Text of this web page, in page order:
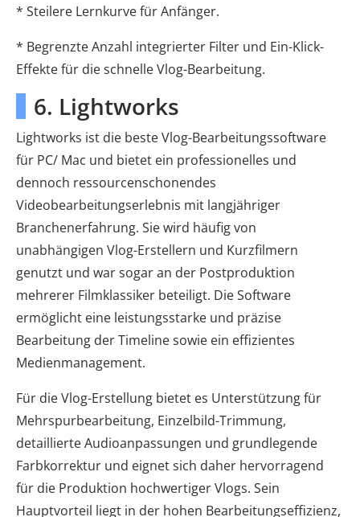
* Steilere Lernkurve für Anfänger.
* Begrenzte Anzahl integrierter Filter und Ein-Klick-
Effekte für die schnelle Vlog-Bearbeitung.
6. Lightworks
Lightworks ist die beste Vlog-Bearbeitungssoftware
für PC/ Mac und bietet ein professionelles und
dennoch ressourcenschonendes
Videobearbeitungserlebnis mit langjähriger
Branchenerfahrung. Sie wird häufig von
unabhängigen Vlog-Erstellern und Kurzfilmern
genutzt und war sogar an der Postproduktion
mehrerer Filmklassiker beteiligt. Die Software
ermöglicht eine leistungsstarke und präzise
Bearbeitung der Timeline sowie ein effizientes
Medienmanagement.
Für die Vlog-Erstellung bietet es Unterstützung für
Mehrspurbearbeitung, Einzelbild-Trimmung,
detaillierte Audioanpassungen und grundlegende
Farbkorrektur und eignet sich daher hervorragend
für die Produktion hochwertiger Vlogs. Sein
Hauptvorteil liegt in der hohen Bearbeitungseffizienz,